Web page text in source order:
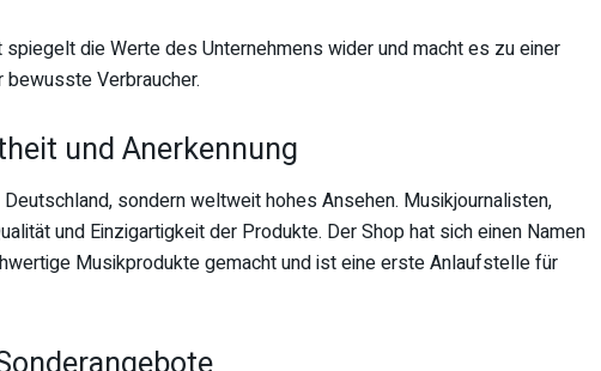
die Werte des Unternehmens wider und macht es zu einer
Verbraucher.
und Anerkennung
sondern weltweit hohes Ansehen. Musikjournalisten,
und Einzigartigkeit der Produkte. Der Shop hat sich einen Namen
Musikprodukte gemacht und ist eine erste Anlaufstelle für